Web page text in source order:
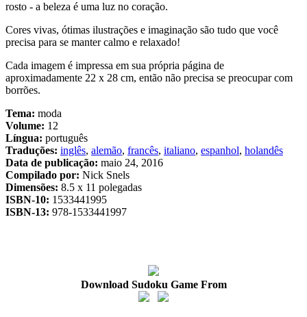
rosto - a beleza é uma luz no coração.
Cores vivas, ótimas ilustrações e imaginação são tudo que você
precisa para se manter calmo e relaxado!
Cada imagem é impressa em sua própria página de
aproximadamente 22 x 28 cm, então não precisa se preocupar com
borrões.
Tema: moda
Volume: 12
Língua: português
Traduções: inglês, alemão, francês, italiano, espanhol, holandês
Data de publicação: maio 24, 2016
Compilado por: Nick Snels
Dimensões: 8.5 x 11 polegadas
ISBN-10: 1533441995
ISBN-13: 978-1533441997
Download Sudoku Game From